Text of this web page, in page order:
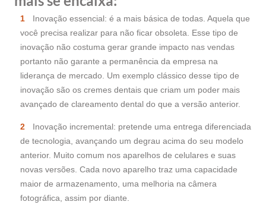
Inovação essencial: é a mais básica de todas. Aquela que
você precisa realizar para não ficar obsoleta. Esse tipo de
inovação não costuma gerar grande impacto nas vendas
portanto não garante a permanência da empresa na
liderança de mercado. Um exemplo clássico desse tipo de
inovação são os cremes dentais que criam um poder mais
avançado de clareamento dental do que a versão anterior.
Inovação incremental: pretende uma entrega diferenciada
de tecnologia, avançando um degrau acima do seu modelo
anterior. Muito comum nos aparelhos de celulares e suas
novas versões. Cada novo aparelho traz uma capacidade
maior de armazenamento, uma melhoria na câmera
fotográfica, assim por diante.